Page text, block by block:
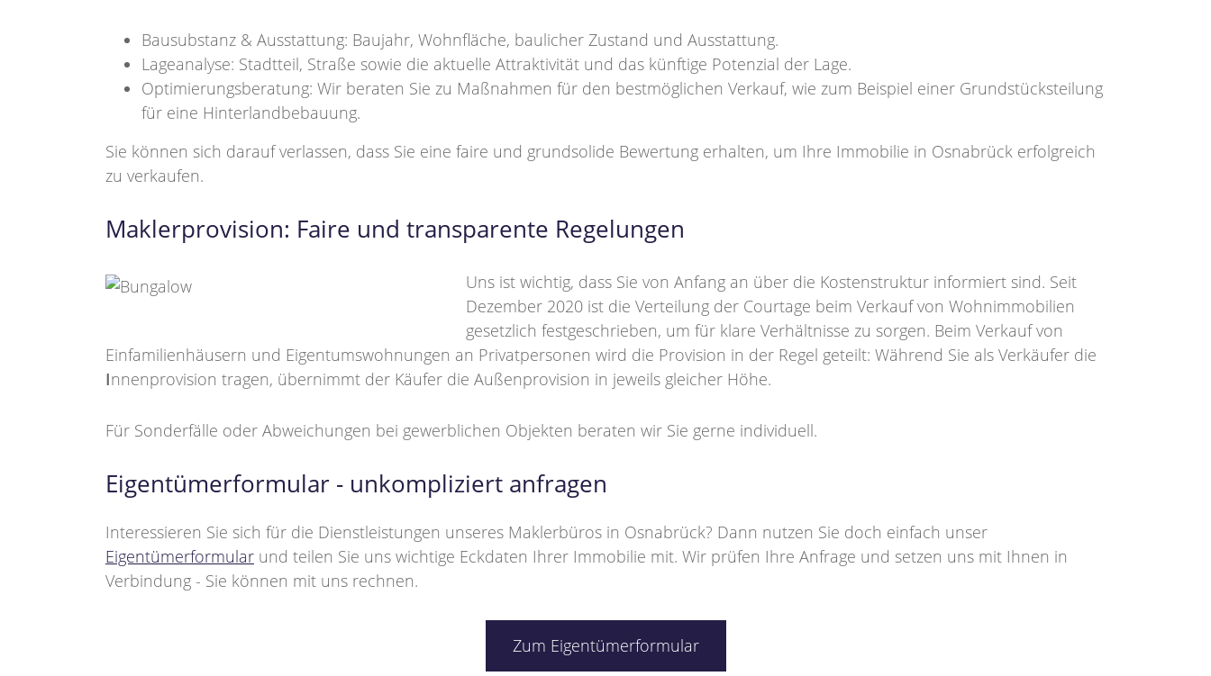
Bausubstanz & Ausstattung: Baujahr, Wohnfläche, baulicher Zustand und Ausstattung.
Lageanalyse: Stadtteil, Straße sowie die aktuelle Attraktivität und das künftige Potenzial der Lage.
Optimierungsberatung: Wir beraten Sie zu Maßnahmen für den bestmöglichen Verkauf, wie zum Beispiel einer Grundstücksteilung
für eine Hinterlandbebauung.
Sie können sich darauf verlassen, dass Sie eine faire und grundsolide Bewertung erhalten, um Ihre Immobilie in Osnabrück erfolgreich
zu verkaufen.
Maklerprovision: Faire und transparente Regelungen
Uns ist wichtig, dass Sie von Anfang an über die Kostenstruktur informiert sind. Seit
Dezember 2020 ist die Verteilung der Courtage beim Verkauf von Wohnimmobilien
gesetzlich festgeschrieben, um für klare Verhältnisse zu sorgen. Beim Verkauf von
Einfamilienhäusern und Eigentumswohnungen an Privatpersonen wird die Provision in der Regel geteilt: Während Sie als Verkäufer die
Innenprovision tragen, übernimmt der Käufer die Außenprovision in jeweils gleicher Höhe.
Für Sonderfälle oder Abweichungen bei gewerblichen Objekten beraten wir Sie gerne individuell.
Eigentümerformular - unkompliziert anfragen
Interessieren Sie sich für die Dienstleistungen unseres Maklerbüros in Osnabrück? Dann nutzen Sie doch einfach unser
Eigentümerformular und teilen Sie uns wichtige Eckdaten Ihrer Immobilie mit. Wir prüfen Ihre Anfrage und setzen uns mit Ihnen in
Verbindung - Sie können mit uns rechnen.
Zum Eigentümerformular